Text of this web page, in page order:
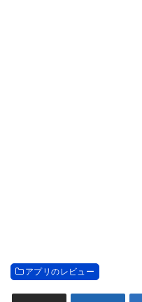
アプリのレビュー